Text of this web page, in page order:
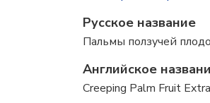
Русское название
Пальмы ползучей
Английское
Creeping Palm Fruit